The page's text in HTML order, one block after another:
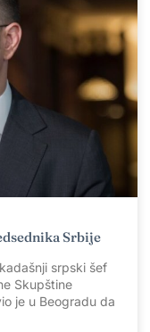
Srbije
srpski šef
Skupštine
je u Beogradu da